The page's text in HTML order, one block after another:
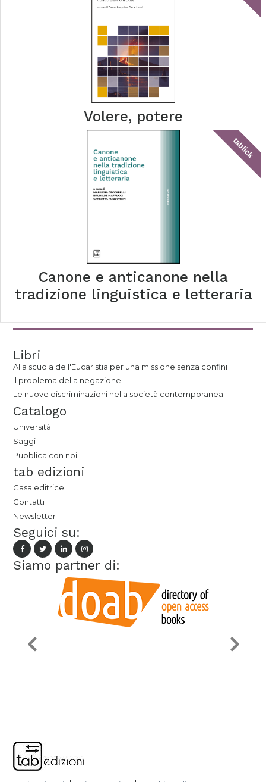
Volere, potere
tablick
Canone e anticanone nella
tradizione linguistica e letteraria
Libri
Alla scuola dell'Eucaristia per una missione senza confini
Il problema della negazione
Le nuove discriminazioni nella società contemporanea
Catalogo
Università
Saggi
Pubblica con noi
tab edizioni
Casa editrice
Contatti
Newsletter
Seguici su:
Siamo partner di: